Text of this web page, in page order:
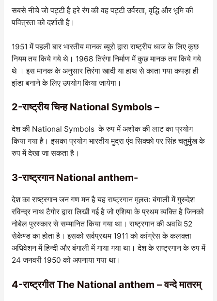
सबसे नीचे जो पट्टी है हरे रंग की वह पट्टी उर्वरता, वृद्धि और भूमि की
पवित्रता को दर्शाती है।
1951 में पहली बार भारतीय मानक ब्यूरो द्वारा राष्ट्रीय ध्वज के लिए कुछ
नियम तय किये गये थे। 1968 तिरंगा निर्माण में कुछ मानक तय किये गये
थे । इस मानक के अनुसार तिरंगा खादी या हाथ से काता गया कपड़ा ही
झंडा बनाने के लिए उपयोग किया जायेगा।
2-राष्ट्रीय चिन्ह National Symbols –
देश की National Symbols के रुप में अशोक की लाट का प्रयोग
किया गया है। इसका प्रयोग भारतीय मुद्रा एंव सिक्को पर सिंह चतुर्मुख के
रुप में देखा जा सकता है।
3-राष्ट्रगान National anthem-
देश का राष्ट्रगान जन गण मन है यहराष्ट्रगानमूलतः बंगाली में गुरुदेश
रविन्द्र नाथ टैगोर द्वारा लिखी गई है जो एशिया के प्रथम व्यक्ति है जिनको
नोबेल पुरस्कार से सम्मानित किया गया था। राष्ट्रगान की अवधि 52
सेकेण्ड का होता है। इसको सर्वप्रथम 1911 को कांग्रेस के कलक्ता
अधिवेशन में हिन्दी और बंगाली में गाया गया था। देश के राष्ट्रगान के रुप में
24 जनवरी 1950 को अपनाया गया था।
4-राष्ट्रगीत The National anthem – वन्दे मातरम्